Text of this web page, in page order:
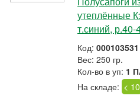
утеплённые
т.синий,
Код: 000103531
Вес: 250 гр.
Кол-во в уп: 1
На складе: < 10